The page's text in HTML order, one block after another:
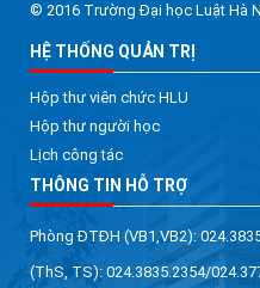
© 2016 Trường Đại học Luật Hà
HỆ THỐNG QUẢN TRỊ
Hộp thư viên chức HLU
Hộp thư người học
Lịch công tác
THÔNG TIN HỖ TRỢ
Phòng ĐTĐH (VB1,VB2):
(ThS, TS): 024.3835.2354/